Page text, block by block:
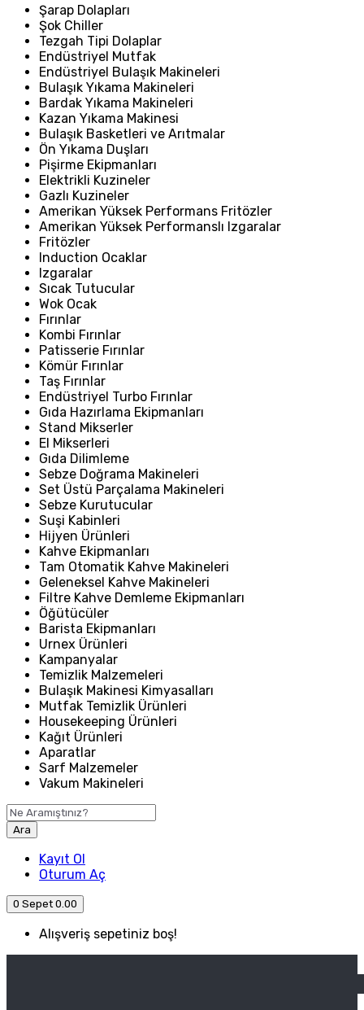
Şarap Dolapları
Şok Chiller
Tezgah Tipi Dolaplar
Endüstriyel Mutfak
Endüstriyel Bulaşık Makineleri
Bulaşık Yıkama Makineleri
Bardak Yıkama Makineleri
Kazan Yıkama Makinesi
Bulaşık Basketleri ve Arıtmalar
Ön Yıkama Duşları
Pişirme Ekipmanları
Elektrikli Kuzineler
Gazlı Kuzineler
Amerikan Yüksek Performans Fritözler
Amerikan Yüksek Performanslı Izgaralar
Fritözler
Induction Ocaklar
Izgaralar
Sıcak Tutucular
Wok Ocak
Fırınlar
Kombi Fırınlar
Patisserie Fırınlar
Kömür Fırınlar
Taş Fırınlar
Endüstriyel Turbo Fırınlar
Gıda Hazırlama Ekipmanları
Stand Mikserler
El Mikserleri
Gıda Dilimleme
Sebze Doğrama Makineleri
Set Üstü Parçalama Makineleri
Sebze Kurutucular
Suşi Kabinleri
Hijyen Ürünleri
Kahve Ekipmanları
Tam Otomatik Kahve Makineleri
Geleneksel Kahve Makineleri
Filtre Kahve Demleme Ekipmanları
Öğütücüler
Barista Ekipmanları
Urnex Ürünleri
Kampanyalar
Temizlik Malzemeleri
Bulaşık Makinesi Kimyasalları
Mutfak Temizlik Ürünleri
Housekeeping Ürünleri
Kağıt Ürünleri
Aparatlar
Sarf Malzemeler
Vakum Makineleri
Ara
Kayıt Ol
Oturum Aç
0 Sepet 0.00
Alışveriş sepetiniz boş!